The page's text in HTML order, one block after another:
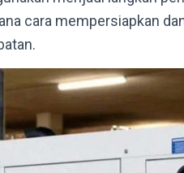
cara mempersiapkan